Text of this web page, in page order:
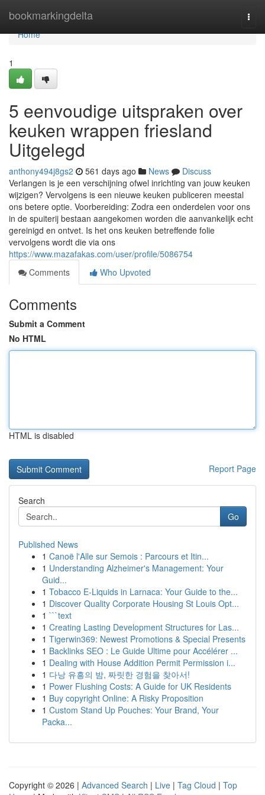
bookmarkingdelta
Home
Home
1
5 eenvoudige uitspraken over
keuken wrappen friesland
Uitgelegd
anthony494j8gs2 561 days ago News
Discuss
Verlangen is je een verschijning ofwel inrichting van jouw keuken
wijzigen? Vervolgens is een nieuwe keuken publiceren meestal
ons betere optie. Voorbereiding: Zodra een onderdelen voor ons
in de spuiterij bestaan aangekomen worden die aanvankelijk echt
gereinigd en ontvet. Is het ons keuken betreffende folie
vervolgens wordt die via ons
https://www.mazafakas.com/user/profile/5086754
Comments
Who Upvoted
Comments
Submit a Comment
No HTML
HTML is disabled
Report Page
Search
Go
Published News
1 Canoë l'Alle sur Semois : Parcours et Itin...
1 Understanding Alzheimer's Management: Your
Guid...
1 Tobacco E-Liquids in Larnaca: Your Guide to the...
1 Discover Quality Corporate Housing St Louis Opt...
1 ```text
1 Creating Lasting Development Structures for Las...
1 Tigerwin369: Newest Promotions & Special Presents
1 Backlinks SEO : Le Guide Ultime pour Accélérer ...
1 Dealing with House Addition Permit Permission i...
1 다낭 유흥의 밤, 짜릿한 경험을 찾아서!
1 Power Flushing Costs: A Guide for UK Residents
1 Buy copyright Online: A Risky Proposition
1 Custom Stand Up Pouches: Your Brand, Your
Packa...
Copyright © 2026 | Advanced Search | Live | Tag Cloud | Top